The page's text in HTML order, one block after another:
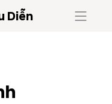
Diễn